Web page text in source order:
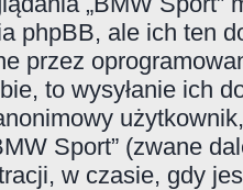
phpBB, ale ich ten
przez
to wysyłanie ich
Sport” (zwane
w czasie, gdy